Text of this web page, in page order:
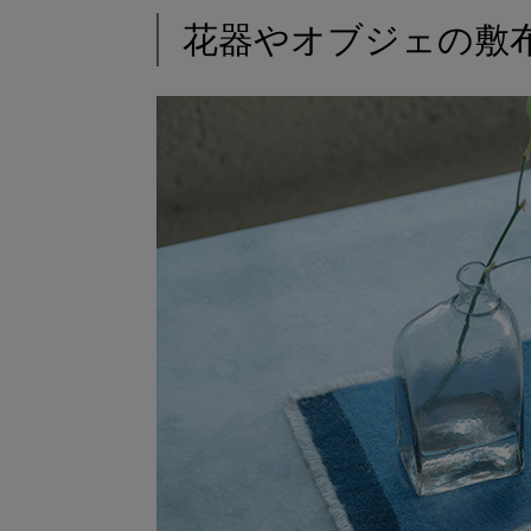
花器やオブジェの敷